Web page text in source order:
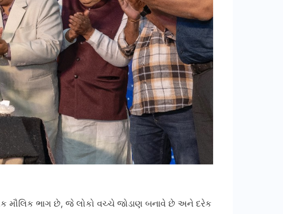
એક મૌલિક ભાગ છે, જે લોકો વચ્ચે જોડાણ બનાવે છે અને દરેક